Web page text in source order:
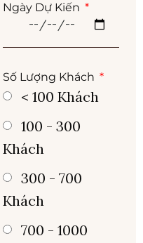
Ngày Dự Kiến
Số Lượng Khách
< 100 Khách
100 - 300
Khách
300 - 700
Khách
700 - 1000